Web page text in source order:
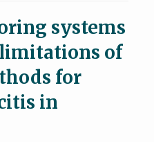
systems
of
for
in